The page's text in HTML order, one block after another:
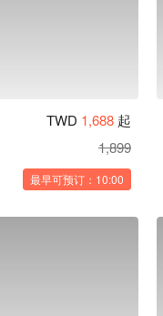
TWD 1,688 起
1,899
最早可预订：10:00